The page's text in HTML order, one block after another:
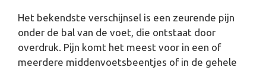
Het bekendste verschijnsel is een zeurende pijn
onder de bal van de voet, die ontstaat door
overdruk. Pijn komt het meest voor in een of
meerdere middenvoetsbeentjes of in de gehele